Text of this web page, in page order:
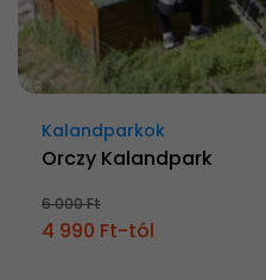
Kalandparkok
Orczy Kalandpark
6 000 Ft
4 990 Ft-tól